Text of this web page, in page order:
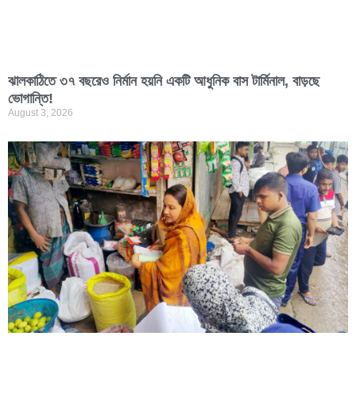
ঝালকাঠিতে ৩৭ বছরেও নির্মান হয়নি একটি আধুনিক বাস টার্মিনাল, বাড়ছে
ভোগান্তি!
August 3, 2026